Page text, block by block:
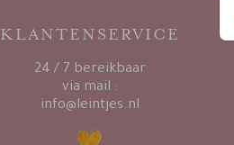
KLANTENSERVICE
24 / 7 bereikbaar
via mail :
info@leintjes.nl